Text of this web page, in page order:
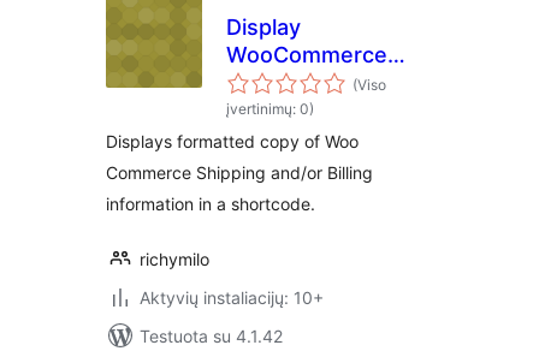
Display
WooCommerce
User Info
(Viso
įvertinimų: 0)
Displays formatted copy of Woo
Commerce Shipping and/or Billing
information in a shortcode.
richymilo
Aktyvių instaliacijų: 10+
Testuota su 4.1.42